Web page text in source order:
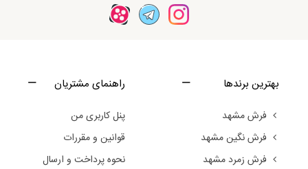
بهترین برندها
فرش مشهد
فرش نگین مشهد
فرش زمرد مشهد
راهنمای مشتریان
پنل کاربری من
قوانین و مقررات
نحوه پرداخت و ارسال